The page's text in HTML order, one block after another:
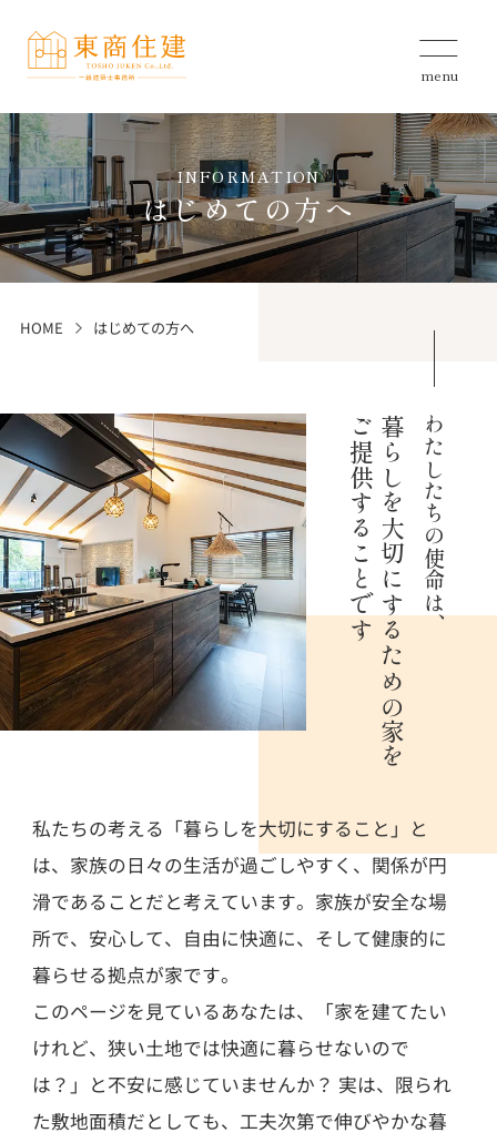
menu
INFORMATION
はじめての方へ
HOME はじめての方へ
わたしたちの使命は、
暮らしを大切にするための家を
ご提供することです
私たちの考える「暮らしを大切にすること」と
は、家族の日々の生活が過ごしやすく、関係が円
滑であることだと考えています。家族が安全な場
所で、安心して、自由に快適に、そして健康的に
暮らせる拠点が家です。
このページを見ているあなたは、「家を建てたい
けれど、狭い土地では快適に暮らせないので
は？」と不安に感じていませんか？ 実は、限られ
た敷地面積だとしても、工夫次第で伸びやかな暮